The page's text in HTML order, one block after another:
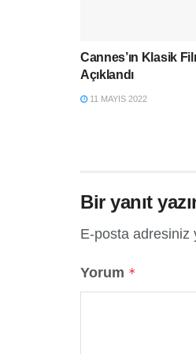
Cannes’ın Klasik
Açıklandı
11 MAYIS 2022
Bir yanıt
E-posta adresiniz
Yorum *